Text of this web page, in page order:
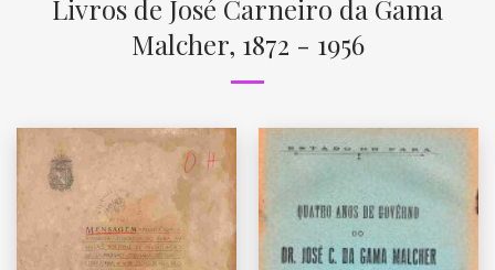
Livros de José Carneiro da Gama
Malcher, 1872 - 1956